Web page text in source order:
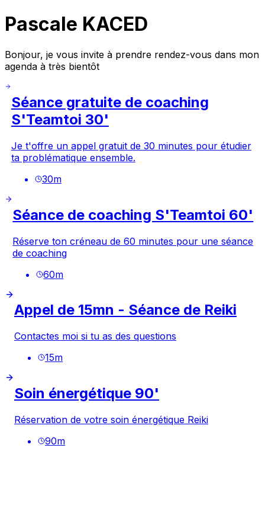
Pascale KACED
Bonjour, je vous invite à prendre rendez-vous dans mon
agenda à très bientôt
Séance gratuite de coaching
S'Teamtoi 30'
Je t'offre un appel gratuit de 30 minutes pour étudier
ta problématique ensemble.
30m
Séance de coaching S'Teamtoi 60'
Réserve ton créneau de 60 minutes pour une séance
de coaching
60m
Appel de 15mn - Séance de Reiki
Contactes moi si tu as des questions
15m
Soin énergétique 90'
Réservation de votre soin énergétique Reiki
90m